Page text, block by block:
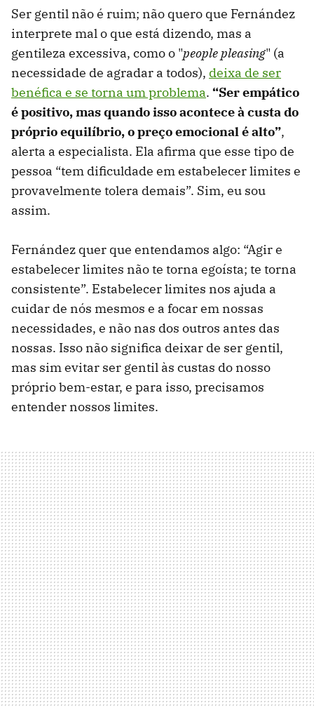
Ser gentil não é ruim; não quero que Fernández
interprete mal o que está dizendo, mas a
gentileza excessiva, como o "people pleasing" (a
necessidade de agradar a todos), deixa de ser
benéfica e se torna um problema. “Ser empático
é positivo, mas quando isso acontece à custa do
próprio equilíbrio, o preço emocional é alto”,
alerta a especialista. Ela afirma que esse tipo de
pessoa “tem dificuldade em estabelecer limites e
provavelmente tolera demais”. Sim, eu sou
assim.
Fernández quer que entendamos algo: “Agir e
estabelecer limites não te torna egoísta; te torna
consistente”. Estabelecer limites nos ajuda a
cuidar de nós mesmos e a focar em nossas
necessidades, e não nas dos outros antes das
nossas. Isso não significa deixar de ser gentil,
mas sim evitar ser gentil às custas do nosso
próprio bem-estar, e para isso, precisamos
entender nossos limites.